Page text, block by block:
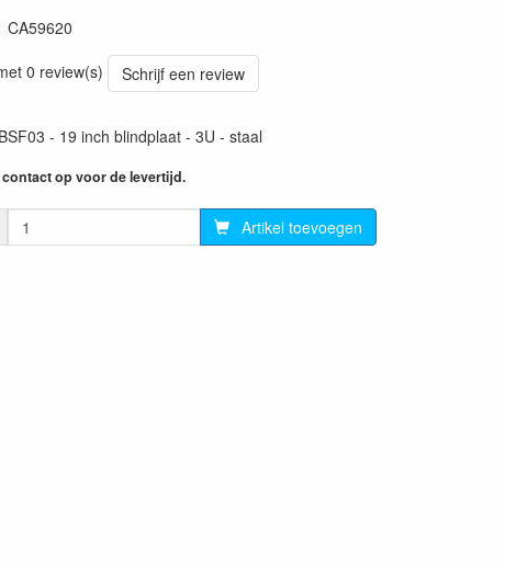
CA59620
0 review(s)
Schrijf een review
- 19 inch blindplaat - 3U - staal
contact op voor de levertijd.
Artikel toevoegen